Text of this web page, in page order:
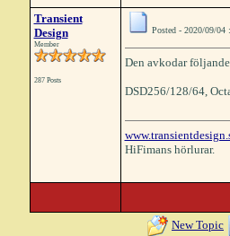
Transient
Design
Member
287 Posts
Posted - 2020/09/
Den avkodar
DSD256/128/64,
HiFimans hörlurar.
New Topic